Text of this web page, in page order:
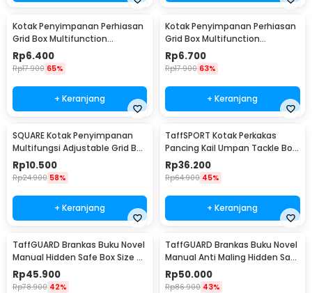
Kotak Penyimpanan Perhiasan
Grid Box Multifunction
Organizer 24 Slot - J13/J24
Rp6.400
Rp17.900 65%
+ Keranjang
Kotak Penyimpanan Perhiasan
Grid Box Multifunction
Organizer 13 Slot - J13/J24
Rp6.700
Rp17.900 63%
+ Keranjang
SQUARE Kotak Penyimpanan
Multifungsi Adjustable Grid Box
24 Slot - J24D
Rp10.500
Rp24.900 58%
+ Keranjang
TaffSPORT Kotak Perkakas
Pancing Kail Umpan Tackle Box
14 Grid - LYH-1017
Rp36.200
Rp64.900 45%
+ Keranjang
TaffGUARD Brankas Buku Novel
Manual Hidden Safe Box Size S
- KB-20L
Rp45.900
Rp78.900 42%
TaffGUARD Brankas Buku Novel
Manual Anti Maling Hidden Safe
Box Size S - KB-20L
Rp50.000
Rp86.900 43%